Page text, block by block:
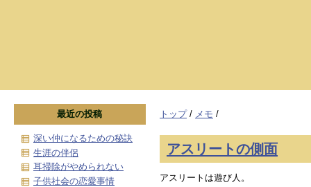
トップ/ メモ /
アスリートの側面
アスリートは遊び人。
最近の投稿
深い仲になるための秘訣
生涯の伴侶
耳掃除がやめられない
子供社会の恋愛事情